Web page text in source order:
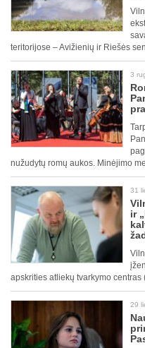
teritorijose – Avižienių ir Riešės
3
nužudytų romų aukos. Minėjimo
31
ir
apskrities atliekų tvarkymo
29